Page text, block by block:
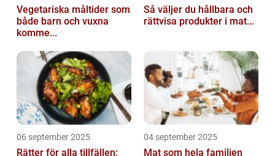
Vegetariska måltider som
både barn och vuxna
komme...
Så väljer du hållbara och
rättvisa produkter i mat...
06 september 2025
Rätter för alla tillfällen:
04 september 2025
Mat som hela familjen